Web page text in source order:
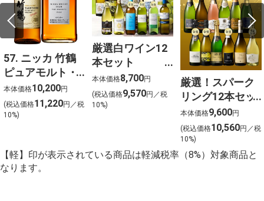
57. ニッカ 竹鶴
ピュアモルト・
フロムザバレル
ウイスキー2本セ
ット【北海道ご
本体価格10,200円
(税込価格11,220円／税
10%)
厳選白ワイン12
本セット
750ml×12
本体価格8,700円
(税込価格9,570円／税
10%)
厳選！スパーク
リング12本セッ
ト 金賞受賞ワイ
ンを含む１２本
を選びました！
本体価格9,600円
(税込価格10,560円／税
10%)
【軽】印が表示されている商品は軽減税率（8%）対象商品と
なります。